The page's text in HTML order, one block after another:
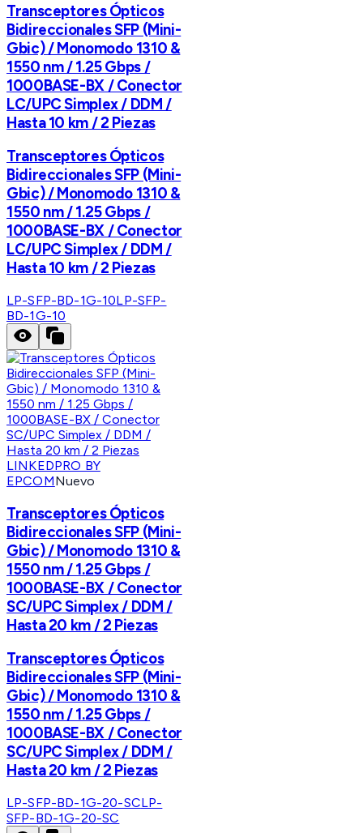
Transceptores Ópticos
Bidireccionales SFP (Mini-
Gbic) / Monomodo 1310 &
1550 nm / 1.25 Gbps /
1000BASE-BX / Conector
LC/UPC Simplex / DDM /
Hasta 10 km / 2 Piezas
Transceptores Ópticos
Bidireccionales SFP (Mini-
Gbic) / Monomodo 1310 &
1550 nm / 1.25 Gbps /
1000BASE-BX / Conector
LC/UPC Simplex / DDM /
Hasta 10 km / 2 Piezas
LP-SFP-BD-1G-10LP-SFP-
BD-1G-10
LINKEDPRO BY
EPCOMNuevo
Transceptores Ópticos
Bidireccionales SFP (Mini-
Gbic) / Monomodo 1310 &
1550 nm / 1.25 Gbps /
1000BASE-BX / Conector
SC/UPC Simplex / DDM /
Hasta 20 km / 2 Piezas
Transceptores Ópticos
Bidireccionales SFP (Mini-
Gbic) / Monomodo 1310 &
1550 nm / 1.25 Gbps /
1000BASE-BX / Conector
SC/UPC Simplex / DDM /
Hasta 20 km / 2 Piezas
LP-SFP-BD-1G-20-SCLP-
SFP-BD-1G-20-SC